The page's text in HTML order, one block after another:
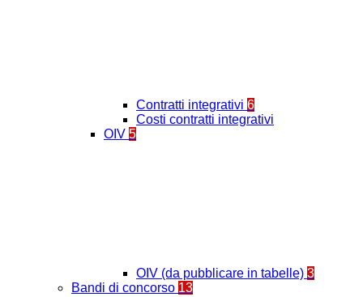
Contratti integrativi 6
Costi contratti integrativi
OIV 5
OIV (da pubblicare in tabelle) 3
Bandi di concorso 13